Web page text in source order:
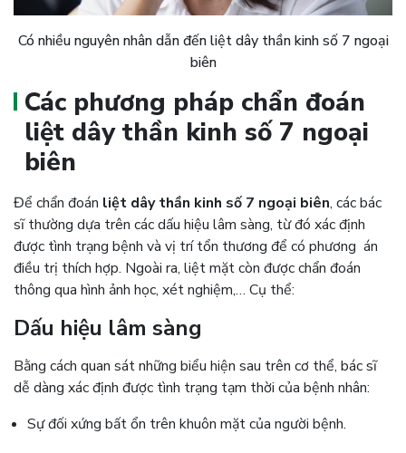
Có nhiều nguyên nhân dẫn đến liệt dây thần kinh số 7 ngoại
biên
Các phương pháp chẩn đoán
liệt dây thần kinh số 7 ngoại
biên
Để chẩn đoán liệt dây thần kinh số 7 ngoại biên, các bác
sĩ thường dựa trên các dấu hiệu lâm sàng, từ đó xác định
được tình trạng bệnh và vị trí tổn thương để có phương án
điều trị thích hợp. Ngoài ra, liệt mặt còn được chẩn đoán
thông qua hình ảnh học, xét nghiệm,… Cụ thể:
Dấu hiệu lâm sàng
Bằng cách quan sát những biểu hiện sau trên cơ thể, bác sĩ
dễ dàng xác định được tình trạng tạm thời của bệnh nhân:
Sự đối xứng bất ổn trên khuôn mặt của người bệnh.